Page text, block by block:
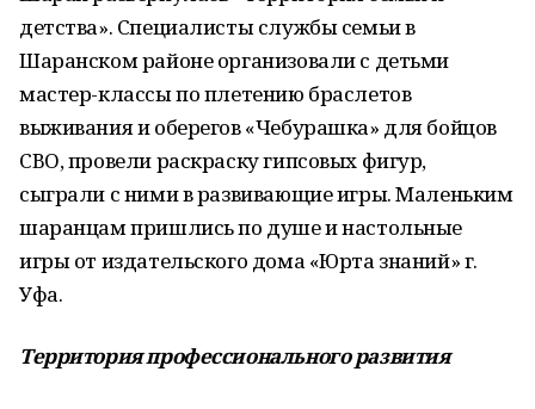
детства». Специалисты службы семьи в
Шаранском районе организовали с детьми
мастер-классы по плетению браслетов
выживания и оберегов «Чебурашка» для бойцов
СВО, провели раскраску гипсовых фигур,
сыграли с ними в развивающие игры. Маленьким
шаранцам пришлись по душе и настольные
игры от издательского дома «Юрта знаний» г.
Уфа.
Территория профессионального развития